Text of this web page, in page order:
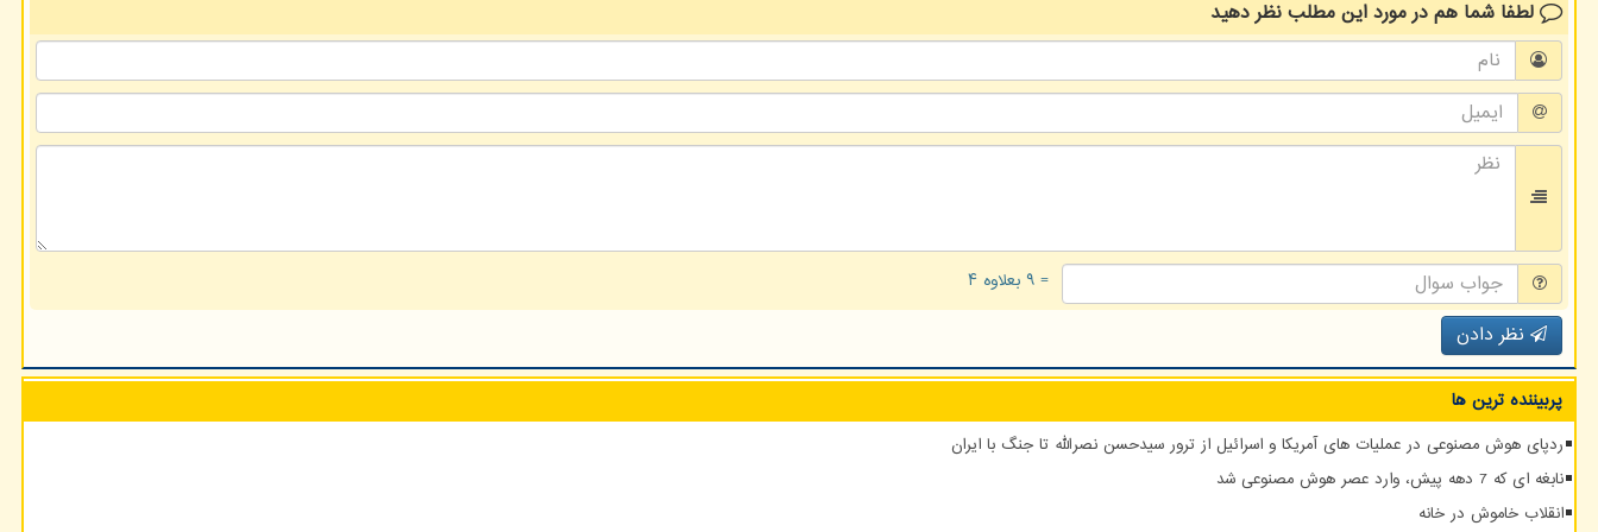
لطفا شما همدر مورد این مطلبنظر دهید
= ۹ بعلاوه ۴
نظر دادن
پربیننده ترین ها
ردپای هوش مصنوعی در عملیات های آمریکا و اسرائیل از ترور سیدحسن نصرالله تا جنگ با ایران
نابغه ای که 7 دهه پیش، وارد عصر هوش مصنوعی شد
انقلاب خاموش در خانه